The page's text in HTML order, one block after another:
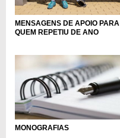
MENSAGENS DE APOIO PARA
QUEM REPETIU DE ANO
MONOGRAFIAS